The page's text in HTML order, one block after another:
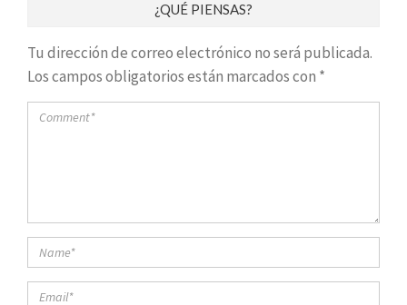
¿QUÉ PIENSAS?
Tu dirección de correo electrónico no será publicada.
Los campos obligatorios están marcados con *